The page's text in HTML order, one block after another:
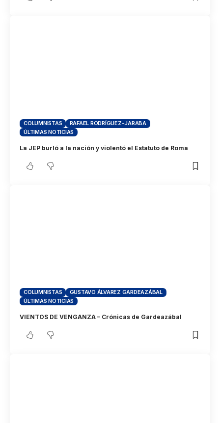
COLUMNISTAS
RAFAEL RODRÍGUEZ-JARABA
ÚLTIMAS NOTICIAS
La JEP burló a la nación y violentó el Estatuto de Roma
COLUMNISTAS
GUSTAVO ÁLVAREZ GARDEAZÁBAL
ÚLTIMAS NOTICIAS
VIENTOS DE VENGANZA – Crónicas de Gardeazábal